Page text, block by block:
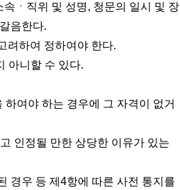
ㆍ직위 및 성명, 청문의 일시 및 장
음한다.
려하여 정하여야 한다.
아니할 수 있다.
여야 하는 경우에 그 자격이 없거
인정될 만한 상당한 이유가 있는
경우 등 제4항에 따른 사전 통지를